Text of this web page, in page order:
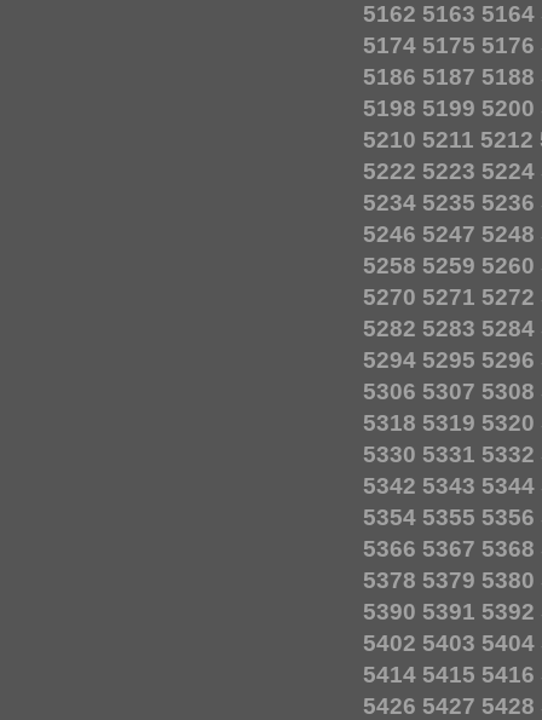
5162 5163 5164
5174 5175 5176
5186 5187 5188
5198 5199 5200
5210 5211 5212
5222 5223 5224
5234 5235 5236
5246 5247 5248
5258 5259 5260
5270 5271 5272
5282 5283 5284
5294 5295 5296
5306 5307 5308
5318 5319 5320
5330 5331 5332
5342 5343 5344
5354 5355 5356
5366 5367 5368
5378 5379 5380
5390 5391 5392
5402 5403 5404
5414 5415 5416
5426 5427 5428